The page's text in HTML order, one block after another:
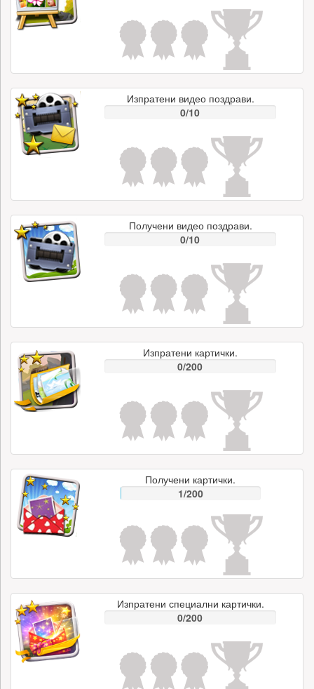
Изпратени видео поздрави.
0/10
Получени видео поздрави.
0/10
Изпратени картички.
0/200
Получени картички.
1/200
Изпратени специални картички.
0/200